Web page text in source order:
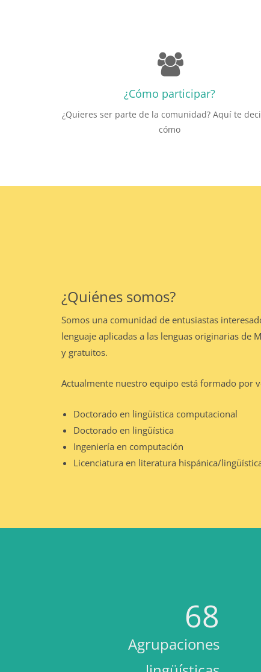
¿Cómo participar?
¿Quieres ser parte de la comunidad? Aquí te
cómo
¿Quiénes somos?
Somos una comunidad de entusiastas
lenguaje aplicadas a las lenguas originarias de
y gratuitos.
Actualmente nuestro equipo está formado por
Doctorado en lingüística computacional
Doctorado en lingüística
Ingeniería en computación
Licenciatura en literatura hispánica/
68
Agrupaciones